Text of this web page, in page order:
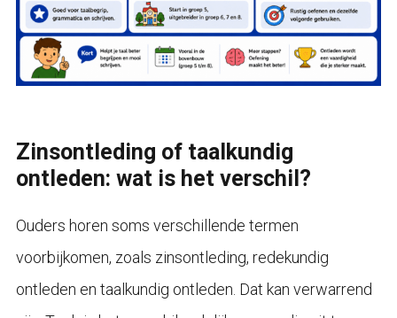
Zinsontleding of taalkundig
ontleden: wat is het verschil?
Ouders horen soms verschillende termen
voorbijkomen, zoals zinsontleding, redekundig
ontleden en taalkundig ontleden. Dat kan verwarrend